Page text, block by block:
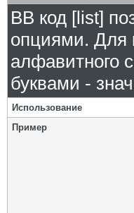
BB код [list]
опциями. Для
алфавитного
буквами -
Использование
Пример